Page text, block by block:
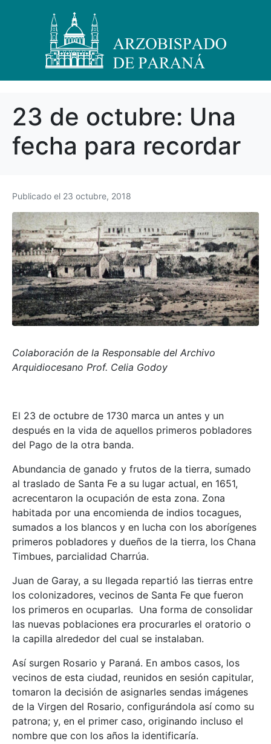
23 de octubre: Una
fecha para recordar
Publicado el 23 octubre, 2018
Colaboración de la Responsable del Archivo
Arquidiocesano Prof. Celia Godoy
El 23 de octubre de 1730 marca un antes y un
después en la vida de aquellos primeros pobladores
del Pago de la otra banda.
Abundancia de ganado y frutos de la tierra, sumado
al traslado de Santa Fe a su lugar actual, en 1651,
acrecentaron la ocupación de esta zona. Zona
habitada por una encomienda de indios tocagues,
sumados a los blancos y en lucha con los aborígenes
primeros pobladores y dueños de la tierra, los Chana
Timbues, parcialidad Charrúa.
Juan de Garay, a su llegada repartió las tierras entre
los colonizadores, vecinos de Santa Fe que fueron
los primeros en ocuparlas. Una forma de consolidar
las nuevas poblaciones era procurarles el oratorio o
la capilla alrededor del cual se instalaban.
Así surgen Rosario y Paraná. En ambos casos, los
vecinos de esta ciudad, reunidos en sesión capitular,
tomaron la decisión de asignarles sendas imágenes
de la Virgen del Rosario, configurándola así como su
patrona; y, en el primer caso, originando incluso el
nombre que con los años la identificaría.